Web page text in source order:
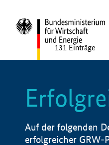
131 Einträge
Auf der folgenden
erfolgreicher GRW-